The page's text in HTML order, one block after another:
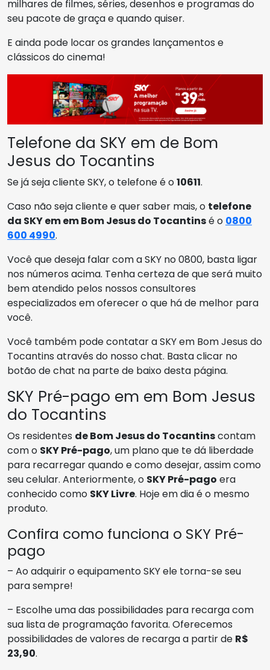
milhares de filmes, séries, desenhos e programas do
seu pacote de graça e quando quiser.
E ainda pode locar os grandes lançamentos e
clássicos do cinema!
Telefone da SKY em de Bom
Jesus do Tocantins
Se já seja cliente SKY, o telefone é o10611.
Caso não seja cliente e quer saber mais, o telefone
da SKY em em Bom Jesus do Tocantinsé o 0800
600 4990.
Você que deseja falar com a SKY no 0800, basta ligar
nos números acima. Tenha certeza de que será muito
bem atendido pelos nossos consultores
especializados em oferecer o que há de melhor para
você.
Você também pode contatar a SKY em Bom Jesus do
Tocantins através do nosso chat. Basta clicar no
botão de chat na parte de baixo desta página.
SKY Pré-pago em em Bom Jesus
do Tocantins
Os residentes de Bom Jesus do Tocantinscontam
com o SKY Pré-pago, um plano que te dá liberdade
para recarregar quando e como desejar, assim como
seu celular. Anteriormente, o SKY Pré-pago era
conhecido como SKY Livre. Hoje em dia é o mesmo
produto.
Confira como funciona o SKY Pré-
pago
– Ao adquirir o equipamento SKY ele torna-se seu
para sempre!
– Escolhe uma das possibilidades para recarga com
sua lista de programação favorita. Oferecemos
possibilidades de valores de recarga a partir de R$
23,90.